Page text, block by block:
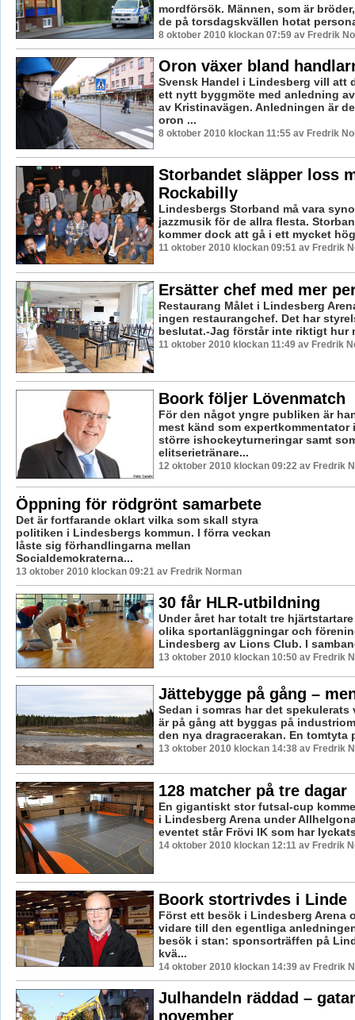
mordförsök. Männen, som är
de på torsdagskvällen hotat
8 oktober 2010 klockan 07:59 av Fredrik
Oron växer bland
Svensk Handel i Lindesberg vill att
ett nytt byggmöte med anledning
av Kristinavägen. Anledningen är
oron ...
8 oktober 2010 klockan 11:55 av Fredrik
Storbandet släpper loss
Rockabilly
Lindesbergs Storband må vara
jazzmusik för de allra flesta.
kommer dock att gå i ett mycket
11 oktober 2010 klockan 09:51 av Fredrik
Ersätter chef med mer
Restaurang Målet i Lindesberg
ingen restaurangchef. Det har
beslutat.-Jag förstår inte riktigt hur
11 oktober 2010 klockan 11:49 av Fredrik
Boork följer Lövenmatch
För den något yngre publiken är
mest känd som expertkommentator
större ishockeyturneringar samt
elitserietränare...
12 oktober 2010 klockan 09:22 av Fredrik
Öppning för rödgrönt samarbete
Det är fortfarande oklart vilka som skall styra
politiken i Lindesbergs kommun. I förra veckan
låste sig förhandlingarna mellan
Socialdemokraterna...
13 oktober 2010 klockan 09:21 av Fredrik Norman
30 får HLR-utbildning
Under året har totalt tre
olika sportanläggningar och
Lindesberg av Lions Club. I
13 oktober 2010 klockan 10:50 av Fredrik
Jättebygge på gång –
Sedan i somras har det spekulerats
är på gång att byggas på
den nya dragracerakan. En tomtyta
13 oktober 2010 klockan 14:38 av Fredrik
128 matcher på tre dagar
En gigantiskt stor futsal-cup
i Lindesberg Arena under
eventet står Frövi IK som har
14 oktober 2010 klockan 12:11 av Fredrik
Boork stortrivdes i Linde
Först ett besök i Lindesberg Arena
vidare till den egentliga
besök i stan: sponsorträffen på
kvä...
14 oktober 2010 klockan 14:39 av Fredrik
Julhandeln räddad –
november